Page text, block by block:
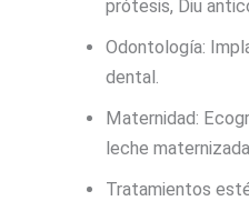
prótesis, Diu
Odontología:
dental.
Maternidad:
leche maternizada.
Tratamientos